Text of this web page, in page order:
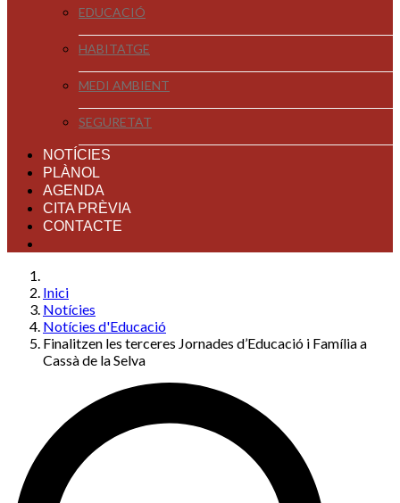
EDUCACIÓ
HABITATGE
MEDI AMBIENT
SEGURETAT
NOTÍCIES
PLÀNOL
AGENDA
CITA PRÈVIA
CONTACTE
Inici
Notícies
Notícies d'Educació
Finalitzen les terceres Jornades d’Educació i Família a
Cassà de la Selva